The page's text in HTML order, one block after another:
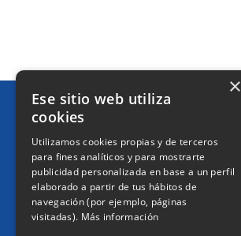
CERTIFICACIONES
×
Ese sitio web utiliza
cookies
Utilizamos cookies propias y de terceros
para fines analíticos y para mostrarte
publicidad personalizada en base a un perfil
elaborado a partir de tus hábitos de
navegación (por ejemplo, páginas
visitadas). Más información